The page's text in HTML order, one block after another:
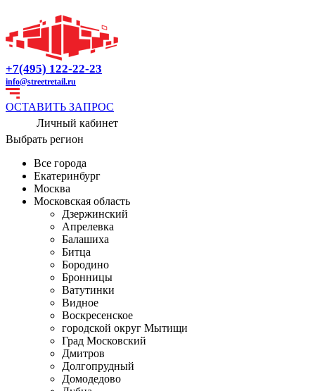
+7(495) 122-22-23
info@streetretail.ru
ОСТАВИТЬ ЗАПРОС
Личный кабинет
Выбрать регион
Все города
Екатеринбург
Москва
Московская область
Дзержинский
Апрелевка
Балашиха
Битца
Бородино
Бронницы
Ватутинки
Видное
Воскресенское
городской округ Мытищи
Град Московский
Дмитров
Долгопрудный
Домодедово